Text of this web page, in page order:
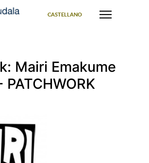
CASTELLANO
Mairi Emakume